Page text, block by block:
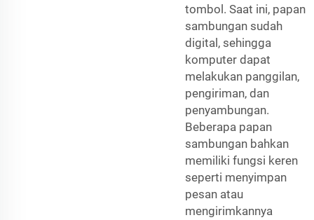
tombol. Saat ini, papan
sambungan sudah
digital, sehingga
komputer dapat
melakukan panggilan,
pengiriman, dan
penyambungan.
Beberapa papan
sambungan bahkan
memiliki fungsi keren
seperti menyimpan
pesan atau
mengirimkannya